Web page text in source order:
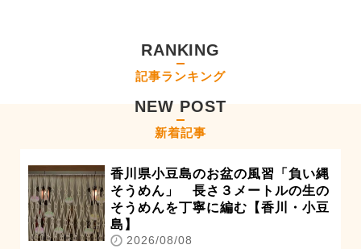
RANKING
記事ランキング
NEW POST
新着記事
香川県小豆島のお盆の風習「負い縄
そうめん」 長さ３メートルの生の
そうめんを丁寧に編む【香川・小豆
島】
2026/08/08